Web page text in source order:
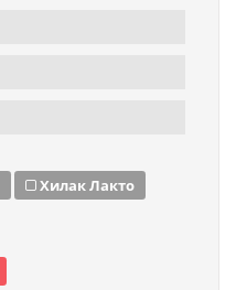
Хилак Лакто